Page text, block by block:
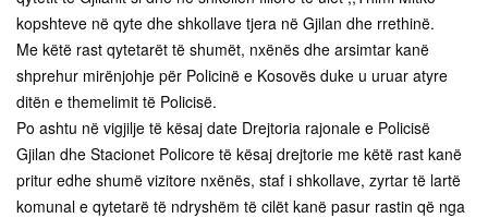
kopshteve në qyte dhe shkollave tjera në Gjilan dhe rrethinë.
Me këtë rast qytetarët të shumët, nxënës dhe arsimtar kanë
shprehur mirënjohje për Policinë e Kosovës duke u uruar atyre
ditën e themelimit të Policisë.
Po ashtu në vigjilje të kësaj date Drejtoria rajonale e Policisë
Gjilan dhe Stacionet Policore të kësaj drejtorie me këtë rast kanë
pritur edhe shumë vizitore nxënës, staf i shkollave, zyrtar të lartë
komunal e qytetarë të ndryshëm të cilët kanë pasur rastin që nga